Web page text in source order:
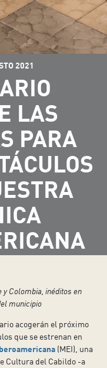
2021
LAS
PARA
Colombia, inéditos en
municipio
acogerán el próximo
que se estrenan en
(MEI), una
Cultura del Cabildo -a